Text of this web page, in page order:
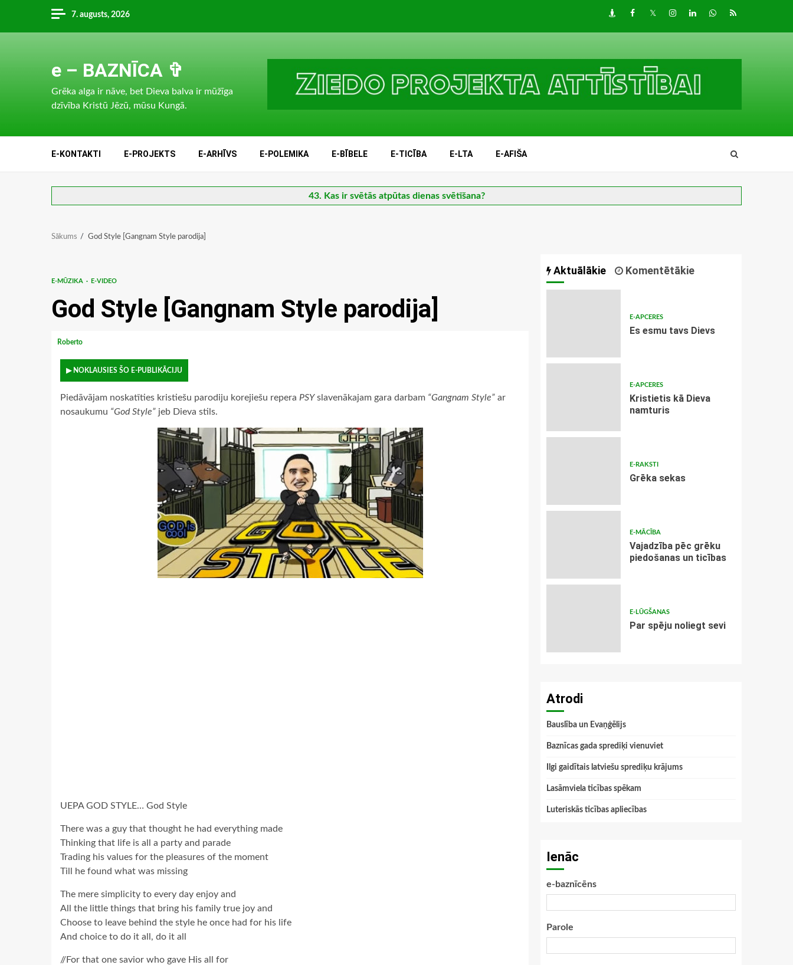
content
7. augusts, 2026 DraugiemFacebook
TwitterInstagram
LinkedInwhatsapp
RSS
e – BAZNĪCA ✞
Grēka alga ir nāve, bet Dieva balva ir mūžīga
dzīvība Kristū Jēzū, mūsu Kungā.
E-KONTAKTI E-PROJEKTS E-ARHĪVS E-POLEMIKA E-BĪBELE E-TICĪBA E-LTA E-AFIŠA
43. Kas ir svētās atpūtas dienas svētīšana?
Sākums God Style [Gangnam Style parodija]
E-MŪZIKA E-VIDEO
God Style [Gangnam Style parodija]
Roberto
▶ NOKLAUSIES ŠO E-PUBLIKĀCIJU
Piedāvājam noskatīties kristiešu parodiju korejiešu repera PSYslavenākajam gara darbam “Gangnam Style” ar
nosaukumu “God Style” jeb Dieva stils.
UEPA GOD STYLE… God Style
There was a guy that thought he had everything made
Thinking that life is all a party and parade
Trading his values for the pleasures of the moment
Till he found what was missing
The mere simplicity to every day enjoy and
All the little things that bring his family true joy and
Choose to leave behind the style he once had for his life
And choice to do it all, do it all
//For that one savior who gave His all for
Aktuālākie Komentētākie
E-APCERES
Es esmu tavs Dievs
E-APCERES
Kristietis kā Dieva
namturis
E-RAKSTI
Grēka sekas
E-MĀCĪBA
Vajadzība pēc grēku
piedošanas un ticības
E-LŪGŠANAS
Par spēju noliegt sevi
Atrodi
Bauslība un Evaņģēlijs
Baznīcas gada sprediķi vienuviet
Ilgi gaidītais latviešu sprediķu krājums
Lasāmviela ticības spēkam
Luteriskās ticības apliecības
Ienāc
e-baznīcēns
Parole